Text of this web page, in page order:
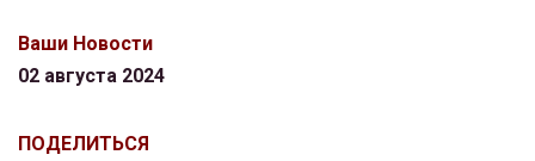
Ваши Новости
02 августа 2024
ПОДЕЛИТЬСЯ